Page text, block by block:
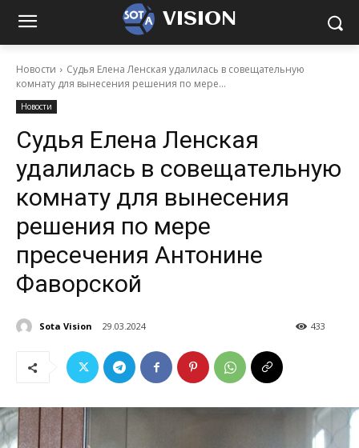
VISION
Новости
Судья Елена Ленская удалилась в совещательную
комнату для вынесения решения по мере...
Новости
Судья Елена Ленская
удалилась в совещательную
комнату для вынесения
решения по мере
пресечения Антонине
Фаворской
Sota Vision 29.03.2024 433